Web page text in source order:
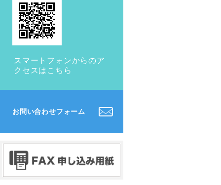
スマートフォンからのア
クセスはこちら
お問い合わせフォーム